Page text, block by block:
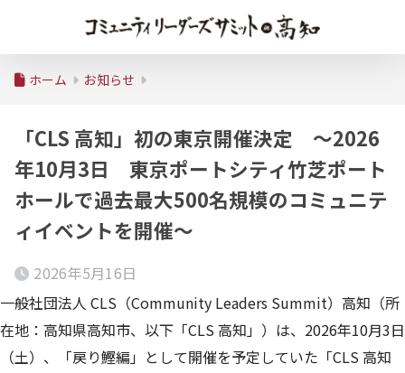
ホーム お知らせ
「CLS 高知」初の東京開催決定 ～2026
年10月3日 東京ポートシティ竹芝ポート
ホールで過去最大500名規模のコミュニテ
ィイベントを開催～
2026年5月16日
一般社団法人 CLS（Community Leaders Summit）高知（所
在地：高知県高知市、以下「CLS 高知」）は、2026年10月3日
（土）、「戻り鰹編」として開催を予定していた「CLS 高知